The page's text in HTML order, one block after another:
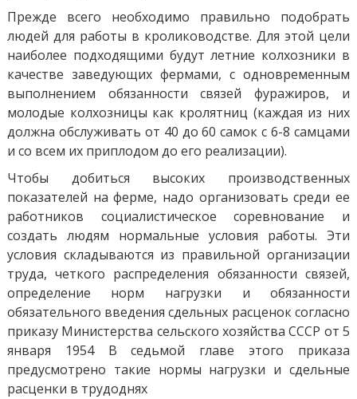
Прежде всего необходимо правильно подобрать
людей для работы в кролиководстве. Для этой цели
наиболее подходящими будут летние колхозники в
качестве заведующих фермами, с одновременным
выполнением обязанности связей фуражиров, и
молодые колхозницы как кролятниц (каждая из них
должна обслуживать от 40 до 60 самок с 6-8 самцами
и со всем их приплодом до его реализации).
Чтобы добиться высоких производственных
показателей на ферме, надо организовать среди ее
работников социалистическое соревнование и
создать людям нормальные условия работы. Эти
условия складываются из правильной организации
труда, четкого распределения обязанности связей,
определение норм нагрузки и обязанности
обязательного введения сдельных расценок согласно
приказу Министерства сельского хозяйства СССР от 5
января 1954 В седьмой главе этого приказа
предусмотрено такие нормы нагрузки и сдельные
расценки в трудоднях